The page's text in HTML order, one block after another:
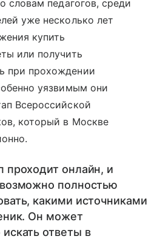
словам педагогов, среди
уже несколько лет
купить
или получить
при прохождении
уязвимым они
Всероссийской
который в Москве
проходит онлайн, и
полностью
какими источниками
Он может
ответы в